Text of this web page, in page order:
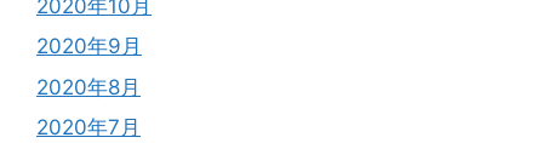
2020年10月
2020年9月
2020年8月
2020年7月